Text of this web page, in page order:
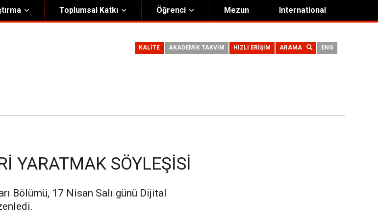
Eğiticinin Eğitimi Programı
Politikalar
Toplumsal Katkı Öğrenci Mezun International
ENG
ARAMA
HIZLI ERİŞİM
AKADEMİK TAKVİM
KALİTE
YARATMAK SÖYLEŞISI
Bölümü, 17 Nisan Salı günü Dijital